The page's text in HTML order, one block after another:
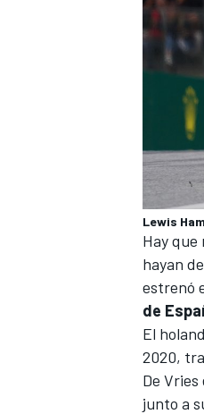
MÁS
Lewis
Hay
hayan
estrenó
de
El
2020,
De
junto a